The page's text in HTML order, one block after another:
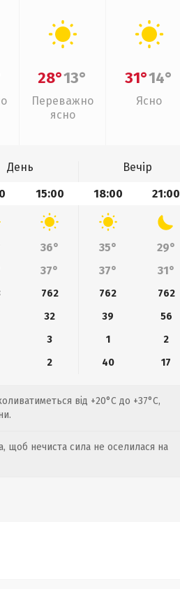
28°13°
Переважно
ясно
31°14°
Ясно
День
Вечір
15:00 18:00 21:00
36° 35°
29°
37° 37° 31°
762 762
762
32 39
56
3 1
2
2 40 17
від +20°C до +37°C,
щоб нечиста сила не оселилася на